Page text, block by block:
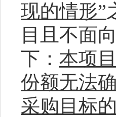
现的情形”
目且不面
下： 本项
份额无法
采购目标